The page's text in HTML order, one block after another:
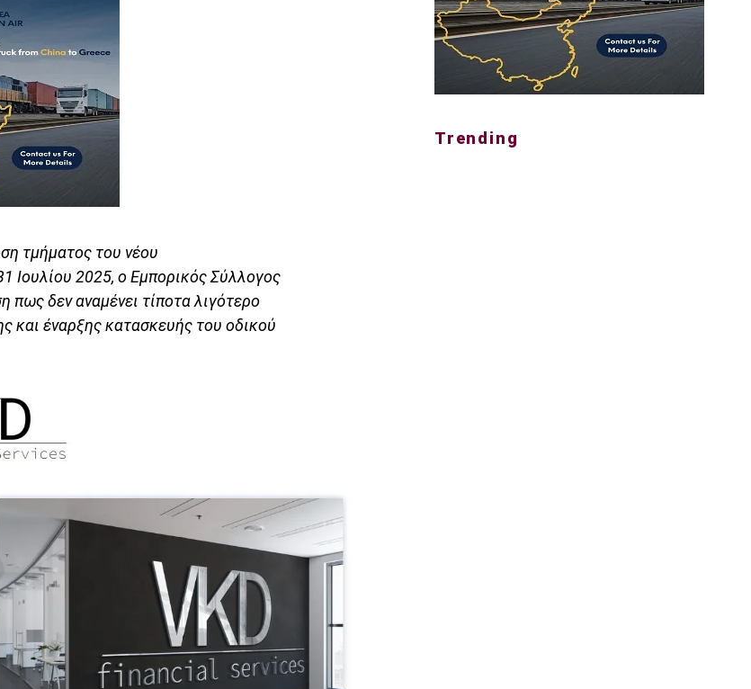
τμήματος του νέου
Ιουλίου 2025, ο Εμπορικός Σύλλογος
πως δεν αναμένει τίποτα λιγότερο
και έναρξης κατασκευής του οδικού
Trending